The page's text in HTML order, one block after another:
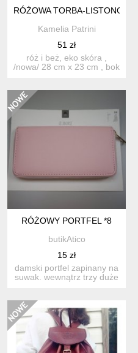
RÓŻOWA TORBA-
Kamelia Patrini
51 zł
róż i beż, eko skóra ,
/nowa/ 28 cm x 23 cm , bok
RÓŻOWY PORTFEL *8
butikAtico
15 zł
damski portfel zapinany na
suwak. wewnątrz trzy duże